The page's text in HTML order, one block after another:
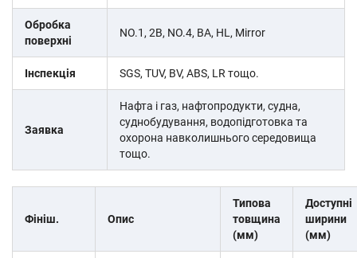
Обробка
поверхні
NO.1, 2B, NO.4, BA, HL, Mirror
Інспекція SGS, TUV, BV, ABS, LR тощо.
Заявка
Нафта і газ, нафтопродукти, судна,
суднобудування, водопідготовка та
охорона навколишнього середовища
тощо.
Фініш. Опис
Типова
товщина
(мм)
Доступні
ширини
(мм)